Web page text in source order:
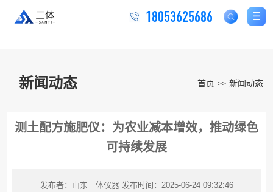
18053625686
新闻动态 首页 >> 新闻动态
测土配方施肥仪：为农业减本增效，推动绿色
可持续发展
发布者：山东三体仪器 发布时间：2025-06-24 09:32:46